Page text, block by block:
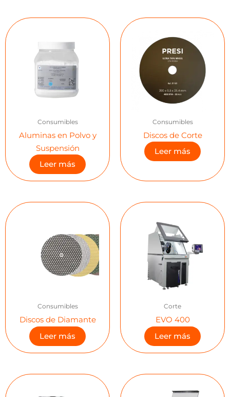
Consumibles
Aluminas en Polvo y
Suspensión
Leer más
Consumibles
Discos de Corte
Leer más
Consumibles
Discos de Diamante
Leer más
Corte
EVO 400
Leer más